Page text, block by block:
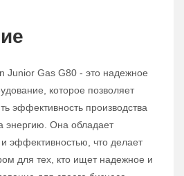
Junior Gas G80 - это надежное
которое позволяет
эффективность производства
энергию. Она обладает
эффективностью, что делает
для тех, кто ищет надежное и